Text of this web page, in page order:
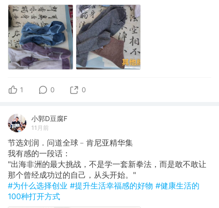
1 0 0
小郭D豆腐F
11月前
节选刘润．问道全球﹣肯尼亚精华集
​我有感的一段话：
"出海非洲的最大挑战，不是学一套新拳法，而是敢不敢让
那个曾经成功过的自己，从头开始。"
#为什么选择创业 #提升生活幸福感的好物 #健康生活的
100种打开方式